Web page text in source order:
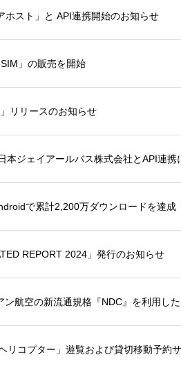
スト」と API連携開始のお知らせ
」の販売を開始
リリースのお知らせ
本ジェイアールバス株式会社とAPI連携
で累計2,200万ダウンロードを達成
REPORT 2024」発行のお知らせ
航空の新流通規格『NDC』を利用し
リコプター」遊覧および貸切移動予約